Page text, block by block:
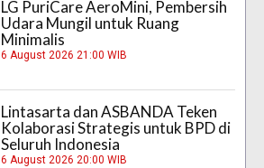
LG PuriCare AeroMini, Pembersih
Udara Mungil untuk Ruang
Minimalis
6 August 2026 21:00 WIB
Lintasarta dan ASBANDA Teken
Kolaborasi Strategis untuk BPD di
Seluruh Indonesia
6 August 2026 20:00 WIB